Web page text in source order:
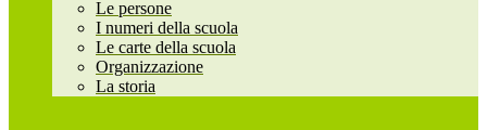
Le persone
I numeri della scuola
Le carte della scuola
Organizzazione
La storia